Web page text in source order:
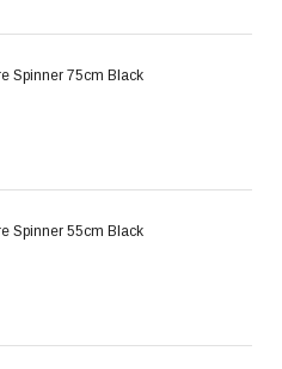
Spinner 75cm Black
Spinner 55cm Black